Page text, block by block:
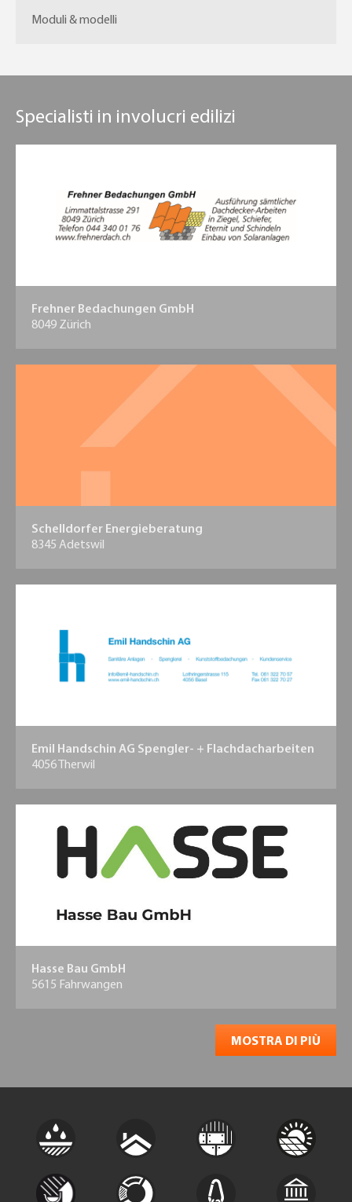
Moduli & modelli
Specialisti in involucri edilizi
Frehner Bedachungen GmbH
8049 Zürich
Schelldorfer Energieberatung
8345 Adetswil
Emil Handschin AG Spengler- + Flachdacharbeiten
4056 Therwil
Hasse Bau GmbH
5615 Fahrwangen
MOSTRA DI PIÙ